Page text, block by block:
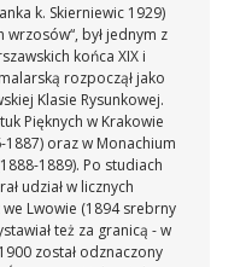
k. Skierniewic 1929)
był jednym z
końca XIX i
rozpoczął jako
Klasie Rysunkowej.
Pięknych w Krakowie
oraz w Monachium
1889). Po studiach
udział w licznych
we Lwowie (1894 srebrny
też za granicą - w
został odznaczony